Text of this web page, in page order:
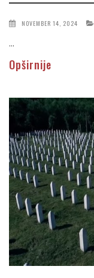
NOVEMBER 14, 2024
...
Opširnije